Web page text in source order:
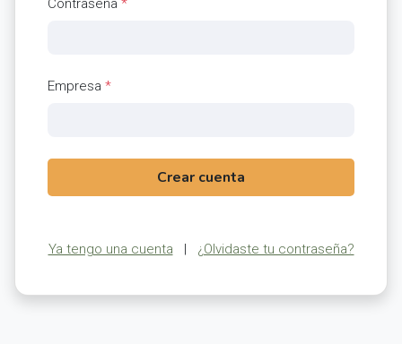
Contraseña *
Empresa *
Crear cuenta
Ya tengo una cuenta | ¿Olvidaste tu contraseña?